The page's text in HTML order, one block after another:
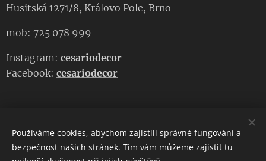
Husitská 1271/8, Královo Pole, Brno
mob: 725 078 999
Instagram: cesariodecor
Facebook: cesariodecor
CESARIO DECOR
Používáme cookies, abychom zajistili správné fungování a
bezpečnost našich stránek. Tím vám můžeme zajistit tu